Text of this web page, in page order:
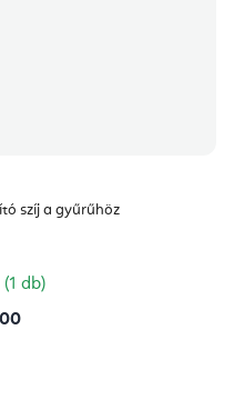
szíj a gyűrűhöz
(1 db)